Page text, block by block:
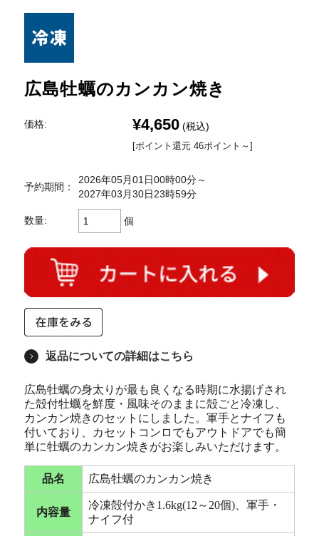
広島牡蠣のカンカン焼き
価格: ¥4,650 (税込)
[ポイント還元 46ポイント～]
予約期間：
2026年05月01日00時00分～
2027年03月30日23時59分
数量: 個
返品についての詳細はこちら
広島牡蠣の身太りが最も良くなる時期に水揚げされ
た殻付牡蠣を鮮度・風味そのままに殻ごと冷凍し、
カンカン焼きのセットにしました。軍手とナイフも
付いており、カセットコンロでもアウトドアでも簡
単に牡蠣のカンカン焼きがお楽しみいただけます。
品名 広島牡蠣のカンカン焼き
内容量
冷凍殻付かき1.6kg(12～20個)、軍手・
ナイフ付